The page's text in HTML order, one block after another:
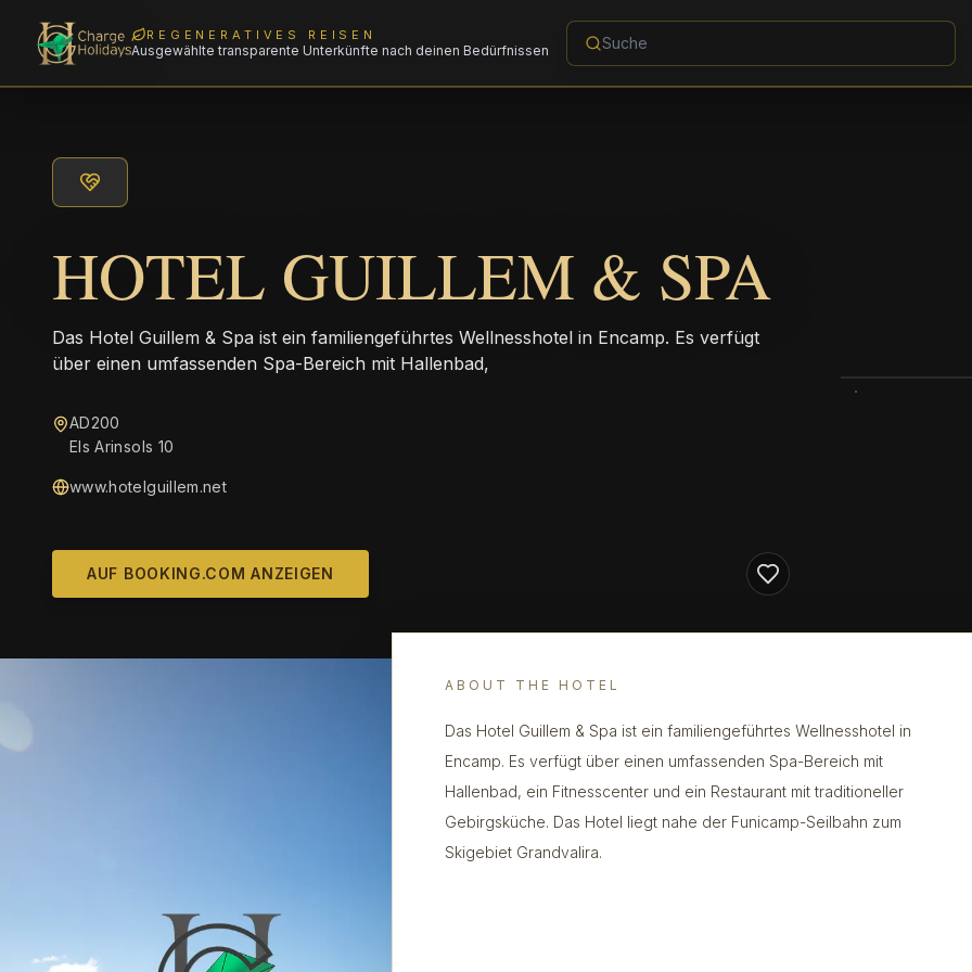
REGENERATIVES REISEN
Ausgewählte transparente Unterkünfte nach deinen Bedürfnissen
HOTEL GUILLEM & SPA
Das Hotel Guillem & Spa ist ein familiengeführtes Wellnesshotel in Encamp. Es verfügt
über einen umfassenden Spa-Bereich mit Hallenbad,
AD200
Els Arinsols 10
www.hotelguillem.net
AUF BOOKING.COM ANZEIGEN
ABOUT THE HOTEL
Das Hotel Guillem & Spa ist ein familiengeführtes Wellnesshotel in
Encamp. Es verfügt über einen umfassenden Spa-Bereich mit
Hallenbad, ein Fitnesscenter und ein Restaurant mit traditioneller
Gebirgsküche. Das Hotel liegt nahe der Funicamp-Seilbahn zum
Skigebiet Grandvalira.